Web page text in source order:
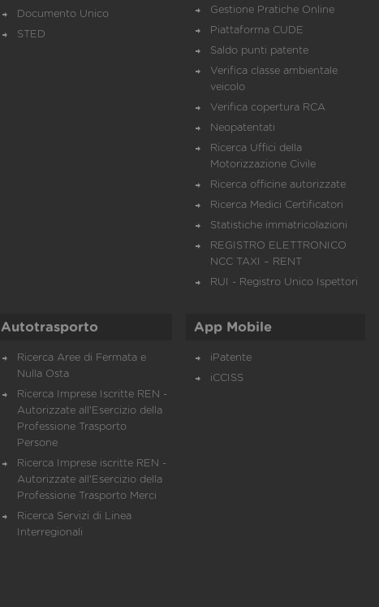
Documento Unico
STED
Gestione Pratiche Online
Piattaforma CUDE
Saldo punti patente
Verifica classe ambientale
veicolo
Verifica copertura RCA
Neopatentati
Ricerca Uffici della
Motorizzazione Civile
Ricerca officine autorizzate
Ricerca Medici Certificatori
Statistiche immatricolazioni
REGISTRO ELETTRONICO
NCC TAXI – RENT
RUI - Registro Unico Ispettori
Autotrasporto
Ricerca Aree di Fermata e
Nulla Osta
Ricerca Imprese Iscritte REN -
Autorizzate all'Esercizio della
Professione Trasporto
Persone
Ricerca Imprese iscritte REN -
Autorizzate all'Esercizio della
Professione Trasporto Merci
Ricerca Servizi di Linea
Interregionali
App Mobile
iPatente
iCCISS